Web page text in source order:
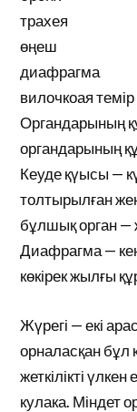
трахея
өңеш
диафрагма
вилочкоая темір
Органдарының
органдарының
Кеуде қүысы —
толтырылған
бұлшық орган —
Диафрагма —
көкірек жылғы
Жүрегі — екі
орналасқан
жеткілікті
кулака. Міндет